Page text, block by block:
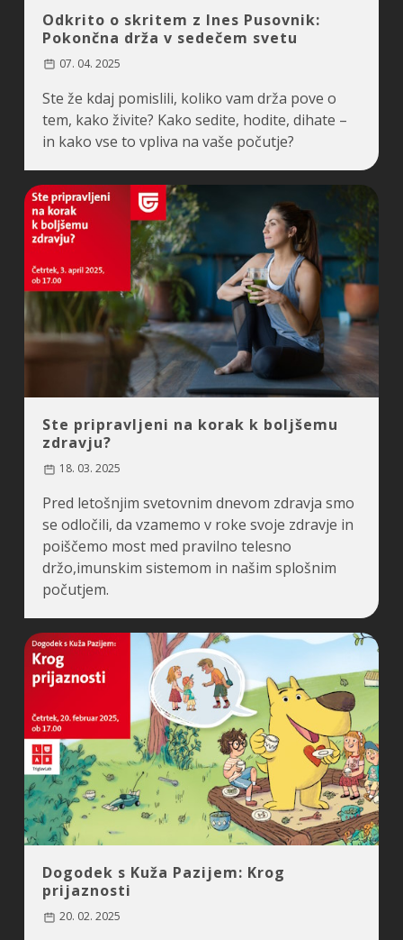
Odkrito o skritem z Ines Pusovnik:
Pokončna drža v sedečem svetu
07. 04. 2025
Ste že kdaj pomislili, koliko vam drža pove o
tem, kako živite? Kako sedite, hodite, dihate –
in kako vse to vpliva na vaše počutje?
Ste pripravljeni na korak k boljšemu
zdravju?
18. 03. 2025
Pred letošnjim svetovnim dnevom zdravja smo
se odločili, da vzamemo v roke svoje zdravje in
poiščemo most med pravilno telesno
držo,imunskim sistemom in našim splošnim
počutjem.
Dogodek s Kuža Pazijem: Krog
prijaznosti
20. 02. 2025